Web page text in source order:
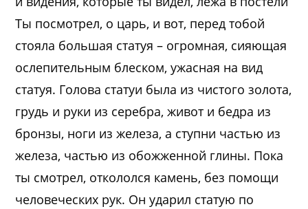
Ты посмотрел, о царь, и вот, перед тобой
стояла большая статуя – огромная, сияющая
ослепительным блеском, ужасная на вид
статуя. Голова статуи была из чистого золота,
грудь и руки из серебра, живот и бедра из
бронзы, ноги из железа, а ступни частью из
железа, частью из обожженной глины. Пока
ты смотрел, откололся камень, без помощи
человеческих рук. Он ударил статую по